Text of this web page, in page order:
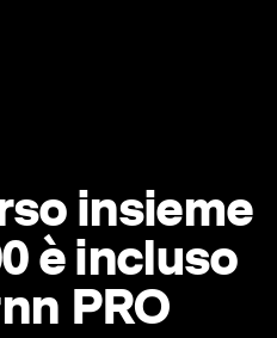
insieme
è incluso
PRO